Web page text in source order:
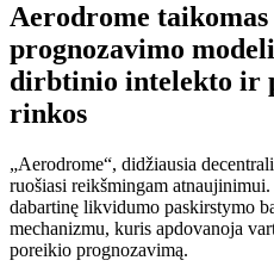
Aerodrome
prognozavimo
dirbtinio intelekto ir
rinkos
„Aerodrome“, didžiausia
ruošiasi reikšmingam
dabartinę likvidumo paskirstymo
mechanizmu, kuris apdovanoja
poreikio prognozavimą.